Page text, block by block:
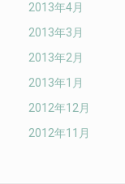
2013年4月
2013年3月
2013年2月
2013年1月
2012年12月
2012年11月